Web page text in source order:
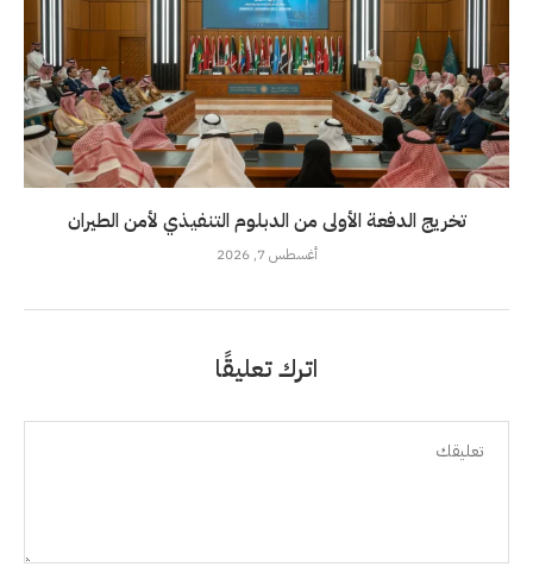
تخريج الدفعة الأولى من الدبلوم التنفيذي لأمن الطيران
أغسطس 7, 2026
اترك تعليقًا